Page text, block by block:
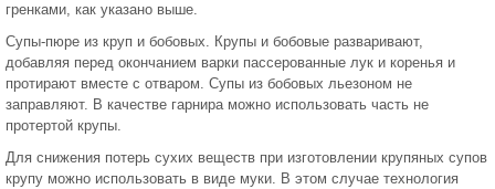
гренками, как указано выше.
Супы-пюре из круп и бобовых. Крупы и бобовые разваривают,
добавляя перед окончанием варки пассерованные лук и коренья и
протирают вместе с отваром. Супы из бобовых льезоном не
заправляют. В качестве гарнира можно использовать часть не
протертой крупы.
Для снижения потерь сухих веществ при изготовлении крупяных супов
крупу можно использовать в виде муки. В этом случае технология